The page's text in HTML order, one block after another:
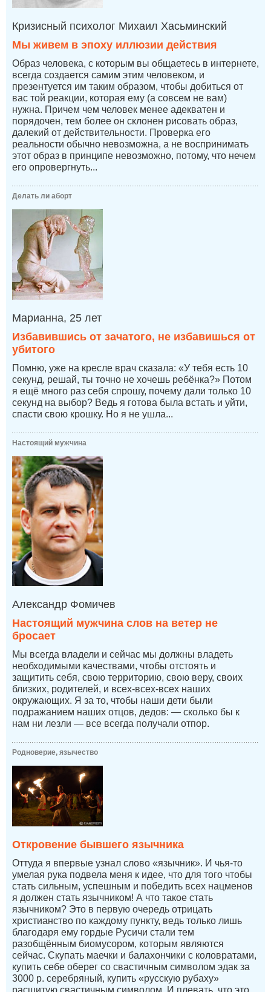
Кризисный психолог Михаил Хасьминский
Мы живем в эпоху иллюзии действия
Образ человека, с которым вы общаетесь в интернете,
всегда создается самим этим человеком, и
презентуется им таким образом, чтобы добиться от
вас той реакции, которая ему (а совсем не вам)
нужна. Причем чем человек менее адекватен и
порядочен, тем более он склонен рисовать образ,
далекий от действительности. Проверка его
реальности обычно невозможна, а не воспринимать
этот образ в принципе невозможно, потому, что нечем
его опровергнуть...
Делать ли аборт
Марианна, 25 лет
Избавившись от зачатого, не избавишься от
убитого
Помню, уже на кресле врач сказала: «У тебя есть 10
секунд, решай, ты точно не хочешь ребёнка?» Потом
я ещё много раз себя спрошу, почему дали только 10
секунд на выбор? Ведь я готова была встать и уйти,
спасти свою крошку. Но я не ушла...
Настоящий мужчина
Александр Фомичев
Настоящий мужчина слов на ветер не
бросает
Мы всегда владели и сейчас мы должны владеть
необходимыми качествами, чтобы отстоять и
защитить себя, свою территорию, свою веру, своих
близких, родителей, и всех-всех-всех наших
окружающих. Я за то, чтобы наши дети были
подражанием наших отцов, дедов: — сколько бы к
нам ни лезли — все всегда получали отпор.
Родноверие, язычество
Откровение бывшего язычника
Оттуда я впервые узнал слово «язычник». И чья-то
умелая рука подвела меня к идее, что для того чтобы
стать сильным, успешным и победить всех нацменов
я должен стать язычником! А что такое стать
язычником? Это в первую очередь отрицать
христианство по каждому пункту, ведь только лишь
благодаря ему гордые Русичи стали тем
разобщённым биомусором, которым являются
сейчас. Скупать маечки и балахончики с коловратами,
купить себе оберег со свастичным символом эдак за
3000 р. серебряный, купить «русскую рубаху»
расшитую свастичным символом. И плевать, что это